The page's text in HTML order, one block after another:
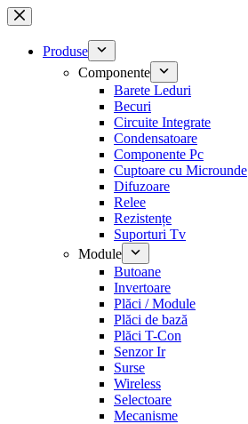
Sari
la
conținutProduse
Componente
Barete Leduri
Becuri
Circuite Integrate
Condensatoare
Componente Pc
Cuptoare cu Microunde
Difuzoare
Relee
Rezistențe
Suporturi Tv
Module
Butoane
Invertoare
Plăci / Module
Plăci de bază
Plăci T-Con
Senzor Ir
Surse
Wireless
Selectoare
Mecanisme